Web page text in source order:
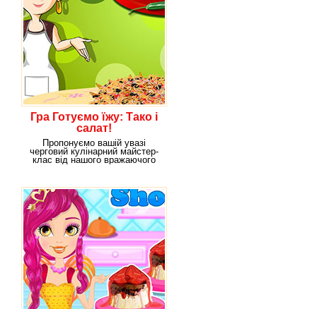
Гра Готуємо їжу: Тако і
салат!
Пропонуємо вашій увазі
черговий кулінарний майстер-
клас від нашого вражаючого